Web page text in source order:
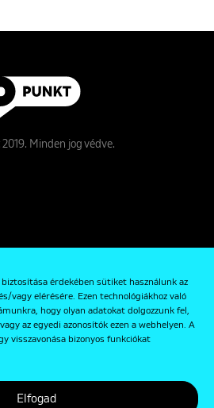
érdekében sütiket használunk az
vagy elérésére. Ezen technológiákhoz való
hogy olyan adatokat dolgozzunk fel,
az egyedi azonosítók ezen a webhelyen. A
visszavonása bizonyos funkciókat
Elfogad
Minden jog védve.
Kapcsolat
Adatvédelmi Szabályzat